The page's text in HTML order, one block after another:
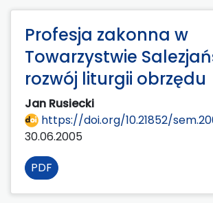
Profesja zakonna w
Towarzystwie
rozwój liturgii obrzędu
Jan Rusiecki
https://doi.org/10.21852/
30.06.2005
PDF